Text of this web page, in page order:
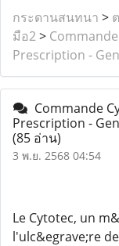
กระดานสนทนา >
มือ2>
Prescription -
Commande
Prescription -
(85 อ่าน)
3 พ.ย. 2568 04:54
Le Cytotec, un
l'ulc&egrave;re